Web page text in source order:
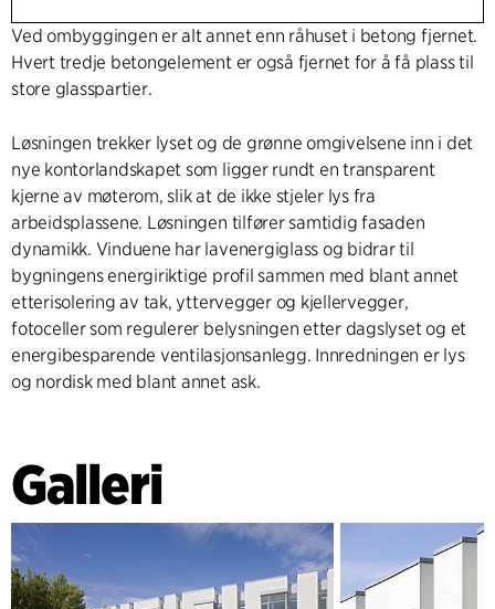
Ved ombyggingen er alt annet enn råhuset i betong fjernet.
Hvert tredje betongelement er også fjernet for å få plass til
store glasspartier.
Løsningen trekker lyset og de grønne omgivelsene inn i det
nye kontorlandskapet som ligger rundt en transparent
kjerne av møterom, slik at de ikke stjeler lys fra
arbeidsplassene. Løsningen tilfører samtidig fasaden
dynamikk. Vinduene har lavenergiglass og bidrar til
bygningens energiriktige profil sammen med blant annet
etterisolering av tak, yttervegger og kjellervegger,
fotoceller som regulerer belysningen etter dagslyset og et
energibesparende ventilasjonsanlegg. Innredningen er lys
og nordisk med blant annet ask.
Galleri